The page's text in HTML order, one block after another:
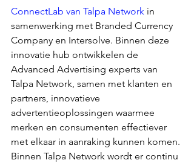
ConnectLab van Talpa Network in
samenwerking met Branded Currency
Company en Intersolve. Binnen deze
innovatie hub ontwikkelen de
Advanced Advertising experts van
Talpa Network, samen met klanten en
partners, innovatieve
advertentieoplossingen waarmee
merken en consumenten effectiever
met elkaar in aanraking kunnen komen.
Binnen Talpa Network wordt er continu